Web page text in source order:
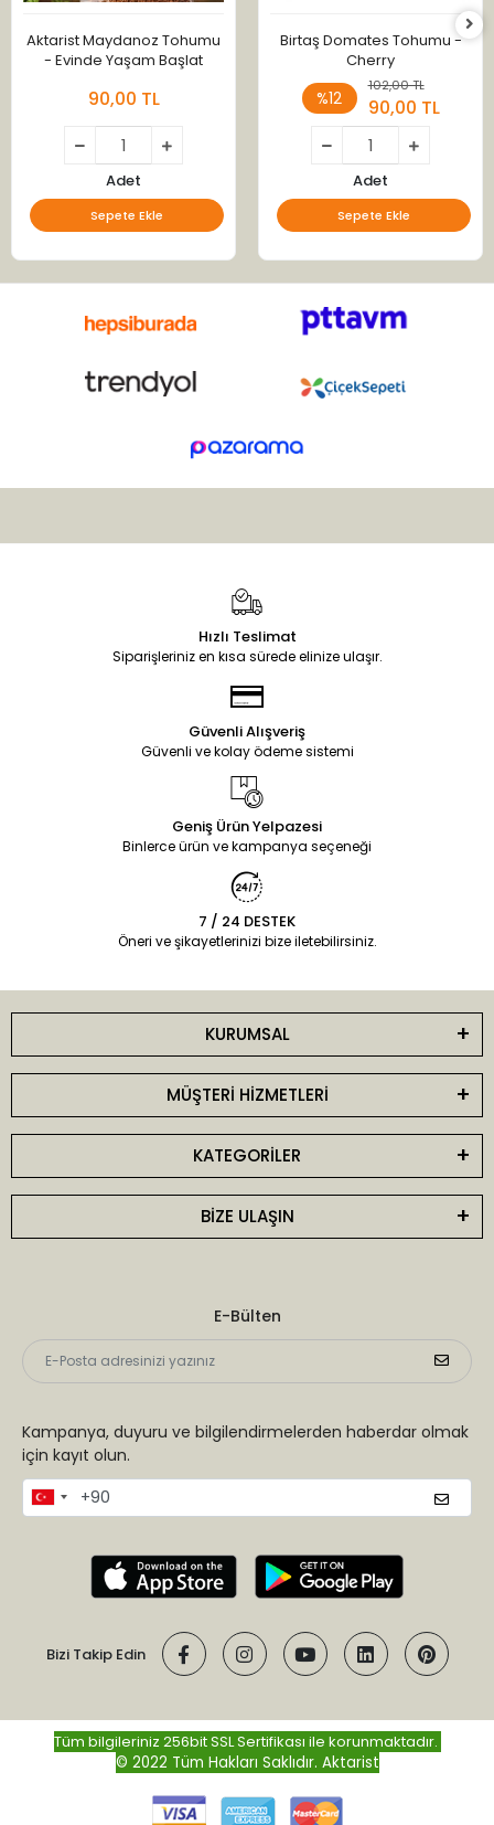
Aktarist Maydanoz Tohumu
- Evinde Yaşam Başlat
90,00 TL
Adet
Sepete Ekle
Birtaş Domates Tohumu -
Cherry
%12
102,00 TL
90,00 TL
Adet
Sepete Ekle
Hızlı Teslimat
Siparişleriniz en kısa sürede elinize ulaşır.
Güvenli Alışveriş
Güvenli ve kolay ödeme sistemi
Geniş Ürün Yelpazesi
Binlerce ürün ve kampanya seçeneği
7 / 24 DESTEK
Öneri ve şikayetlerinizi bize iletebilirsiniz.
KURUMSAL
MÜŞTERİ HİZMETLERİ
KATEGORİLER
BİZE ULAŞIN
E-Bülten
Kampanya, duyuru ve bilgilendirmelerden haberdar olmak
için kayıt olun.
Bizi Takip Edin
Tüm bilgileriniz 256bit SSL Sertifikası ile korunmaktadır.
© 2022 Tüm Hakları Saklıdır. Aktarist